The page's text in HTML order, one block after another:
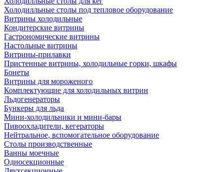
Холодилльные столы под тепловое оборудование
Витрины холодильные
Кондитерские витрины
Гастрономические витрины
Настольные витрины
Витрины-прилавки
Пристенные витрины, холодильные горки, шкафы
Бонеты
Витрины для мороженого
Комплектующие для холодильных витрин
Льдогенераторы
Бункеры для льда
Мини-холодильники и мини-бары
Пивоохладители, кегераторы
Нейтральное, вспомогательное оборудование
Столы производственные
Ванны моечные
Односекционные